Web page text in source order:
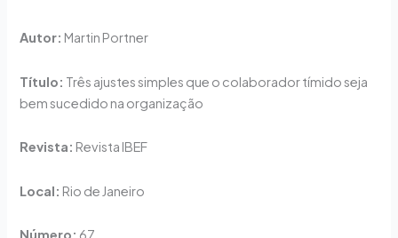
Autor: Martin Portner
Título: Três ajustes simples que o colaborador tímido seja
bem sucedido na organização
Revista: Revista IBEF
Local: Rio de Janeiro